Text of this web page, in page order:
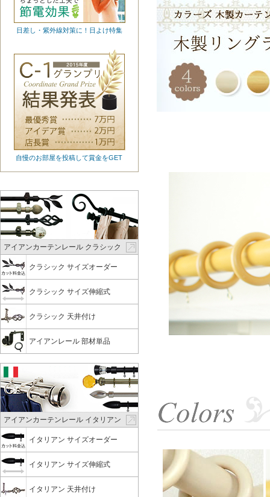
日差し・紫外線対策に！日よけ特集
自慢のお部屋を投稿して賞金をGET
アイアンカーテンレール クラシック
クラシック サイズオーダー
クラシック サイズ伸縮式
クラシック 天井付け
アイアンレール 部材単品
アイアンカーテンレール イタリアン
イタリアン サイズオーダー
イタリアン サイズ伸縮式
イタリアン 天井付け